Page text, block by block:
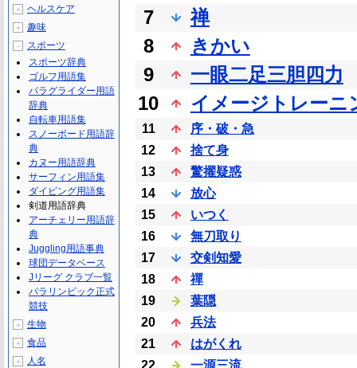
7
禅
8
きかい
9
一眼二足三胆四力
10
イメージトレーニ
11
序・破・急
12
捨て身
13
驚擢疑惑
14
放心
15
いつく
16
無刀取り
17
交剣知愛
18
禪
19
葉隠
20
兵法
21
はがくれ
22
一源三流
＋ ヘルスケア
＋ 趣味
－
スポーツ
スポーツ辞典
ゴルフ用語集
パラグライダー用語
辞典
自転車用語集
スノーボード用語辞
典
カヌー用語辞典
サーフィン用語集
ダイビング用語集
剣道用語辞典
アーチェリー用語辞
典
Juggling用語事典
球団データベース
Jリーグ クラブ一覧
パラリンピック正式
競技
＋ 生物
＋ 食品
＋ 人名